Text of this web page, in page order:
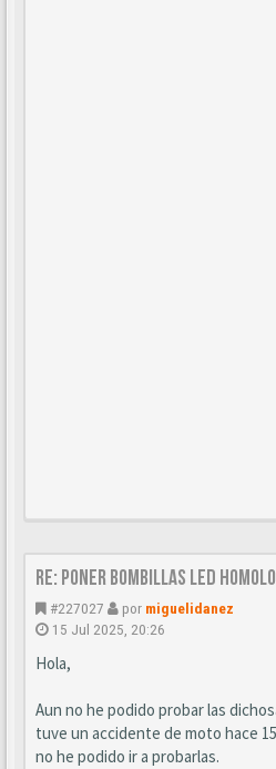
Re: Poner bombillas led
#227027 por miguelidanez
15 Jul 2025, 20:26
Hola,
Aun no he podido probar las
tuve un accidente de moto hace
no he podido ir a probarlas.